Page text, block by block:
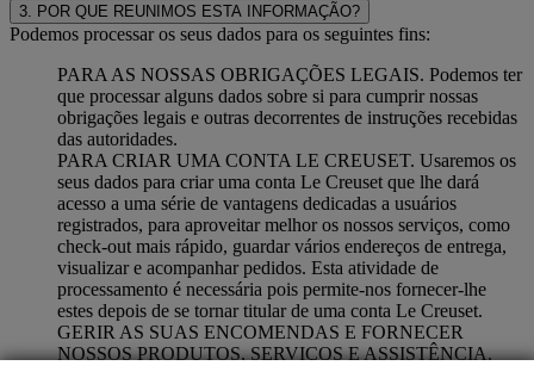
3. POR QUE REUNIMOS ESTA INFORMAÇÃO?
Podemos processar os seus dados para os seguintes fins:
PARA AS NOSSAS OBRIGAÇÕES LEGAIS. Podemos ter
que processar alguns dados sobre si para cumprir nossas
obrigações legais e outras decorrentes de instruções recebidas
das autoridades.
PARA CRIAR UMA CONTA LE CREUSET. Usaremos os
seus dados para criar uma conta Le Creuset que lhe dará
acesso a uma série de vantagens dedicadas a usuários
registrados, para aproveitar melhor os nossos serviços, como
check-out mais rápido, guardar vários endereços de entrega,
visualizar e acompanhar pedidos. Esta atividade de
processamento é necessária pois permite-nos fornecer-lhe
estes depois de se tornar titular de uma conta Le Creuset.
GERIR AS SUAS ENCOMENDAS E FORNECER
NOSSOS PRODUTOS, SERVIÇOS E ASSISTÊNCIA.